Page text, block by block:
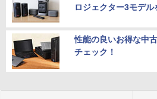
ロジェクター3モデル
性能の良いお得な中
チェック！